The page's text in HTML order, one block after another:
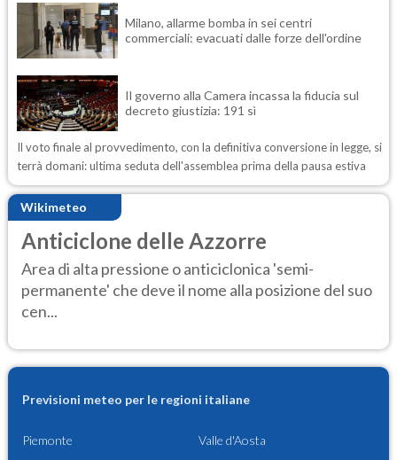
Milano, allarme bomba in sei centri
commerciali: evacuati dalle forze dell'ordine
Il governo alla Camera incassa la fiducia sul
decreto giustizia: 191 sì
Il voto finale al provvedimento, con la definitiva conversione in legge, si
terrà domani: ultima seduta dell'assemblea prima della pausa estiva
Wikimeteo
Anticiclone delle Azzorre
Area di alta pressione o anticiclonica 'semi-
permanente' che deve il nome alla posizione del suo
cen...
Previsioni meteo per le regioni italiane
Piemonte Valle d'Aosta